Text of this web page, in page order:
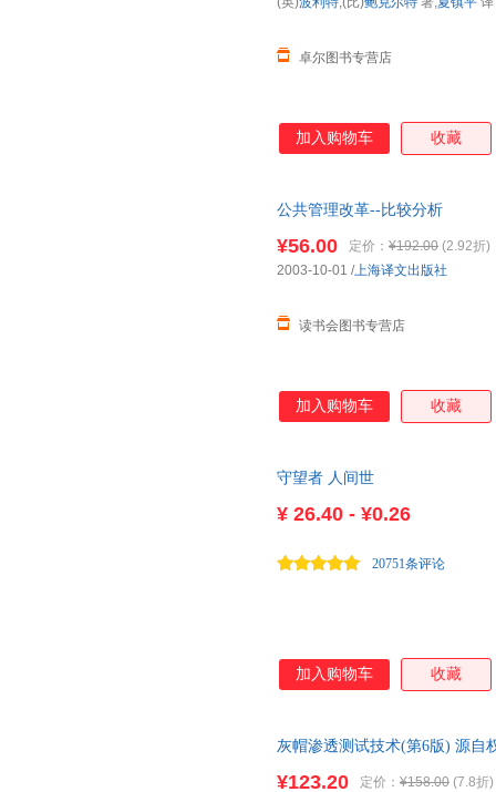
卓尔图书专营店
加入购物车 收藏
公共管理改革--比较分析
¥56.00 定价： ¥192.00 (2.92折)
读书会图书专营店
2003-10-01 /上海译文出版社
加入购物车 收藏
守望者 人间世
¥ 26.40 - ¥0.26
20751条评论
加入购物车 收藏
灰帽渗透测试技术(第6版) 源自
¥123.20 定价： ¥158.00 (7.8折)